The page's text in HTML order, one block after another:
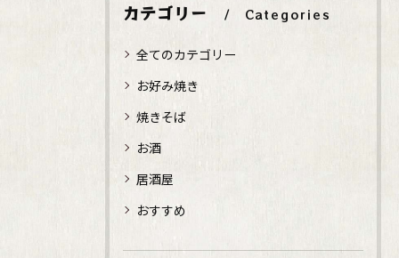
カテゴリー Categories
全てのカテゴリー
お好み焼き
焼きそば
お酒
居酒屋
おすすめ